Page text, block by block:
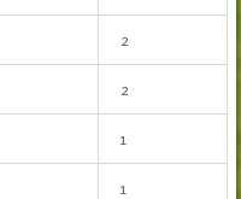
2
2
1
1